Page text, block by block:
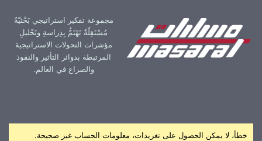
مجموعة تفكير استراتيجي بَحْثيّةٌ
مُسْتَقِلّةٌ تَهْتَمُّ بِدِراسةِ وتَحْليلِ
مؤشرات التحولات الاستراتيجية
المرتبطة بدوائر التأثير والنفوذ
والصراع في العالم.
خطأ، لا يمكن الحصول على تغريدات، معلومات الحساب غير صحيحة.